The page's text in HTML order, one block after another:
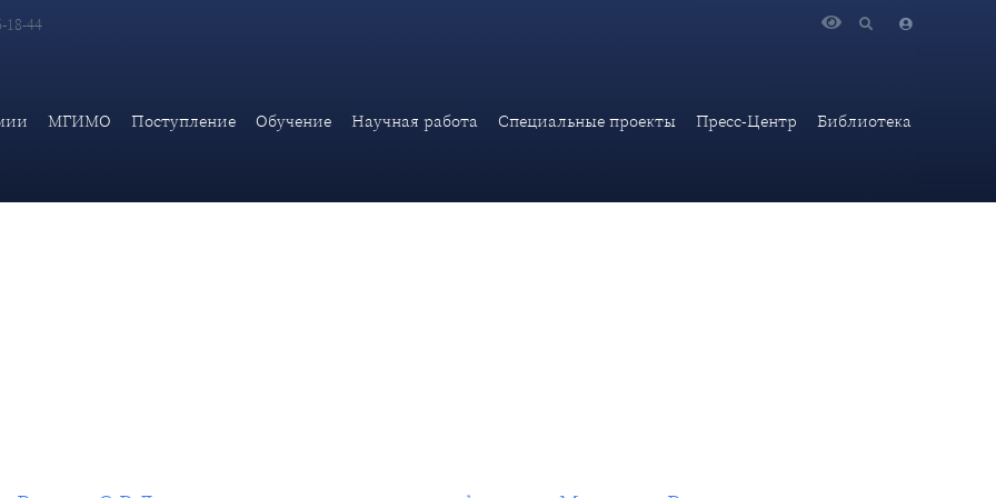
18-44
МГИМО Поступление Обучение Научная работа Специальные проекты Пресс-Центр Библиотека
дел России С.В.Лаврова для документального фильма «Мосты на Восток»